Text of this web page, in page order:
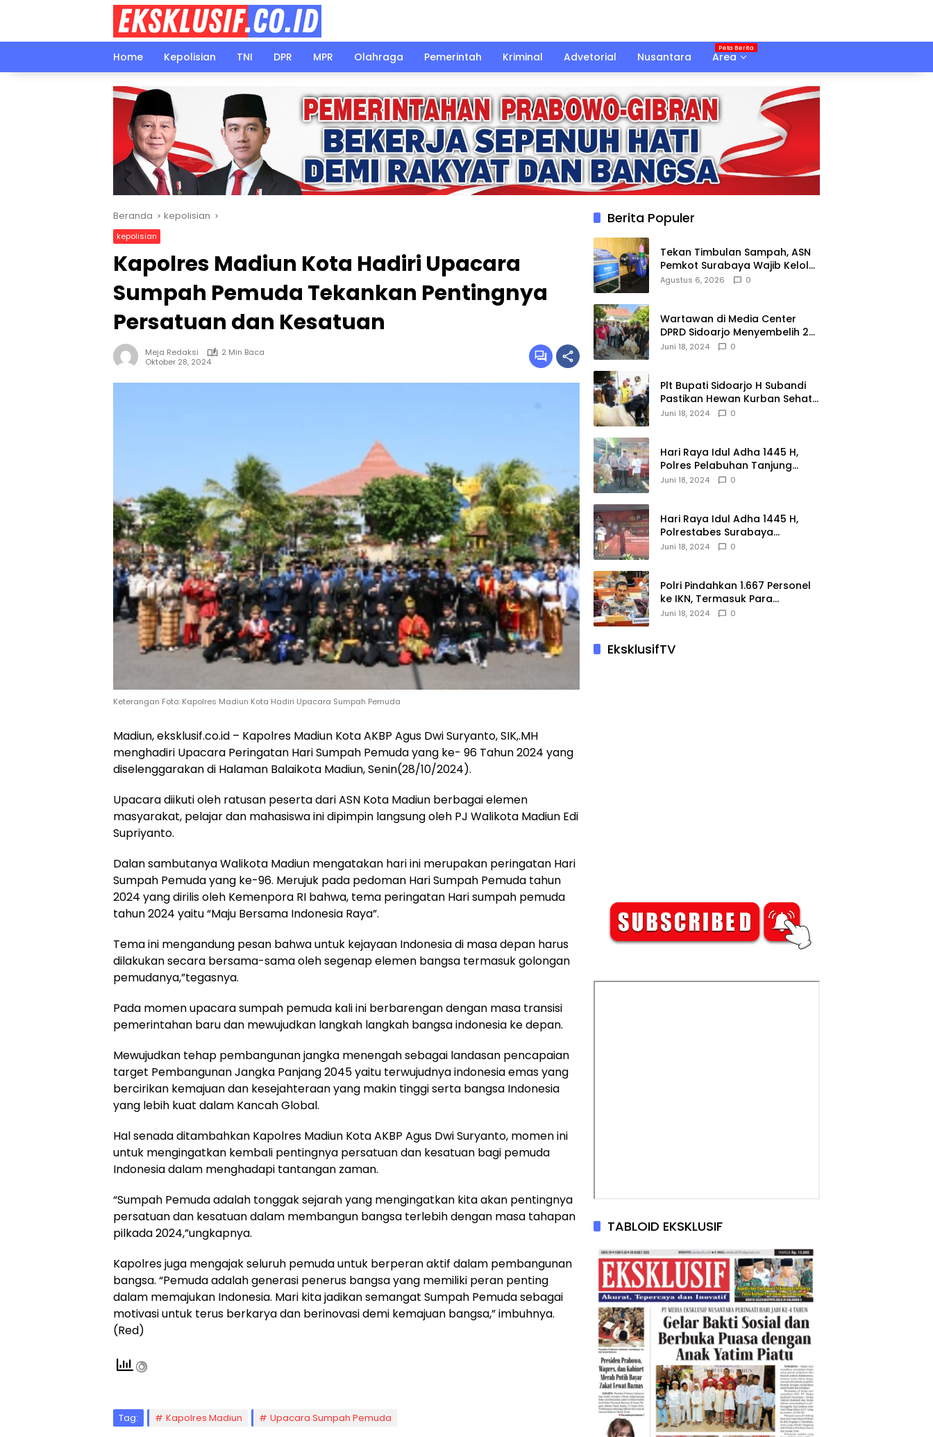
Home
Kepolisian TNI DPR MPR Olahraga Pemerintah Kriminal Advetorial Nusantara Area
Beranda kepolisian
kepolisian
Kapolres Madiun Kota Hadiri Upacara
Sumpah Pemuda Tekankan Pentingnya
Persatuan dan Kesatuan
Meja Redaksi
2 Min Baca
Oktober 28, 2024
Keterangan Foto: Kapolres Madiun Kota Hadiri Upacara Sumpah Pemuda
Madiun, eksklusif.co.id – Kapolres Madiun Kota AKBP Agus Dwi Suryanto, SIK,.MH
menghadiri Upacara Peringatan Hari Sumpah Pemuda yang ke- 96 Tahun 2024 yang
diselenggarakan di Halaman Balaikota Madiun, Senin(28/10/2024).
Upacara diikuti oleh ratusan peserta dari ASN Kota Madiun berbagai elemen
masyarakat, pelajar dan mahasiswa ini dipimpin langsung oleh PJ Walikota Madiun Edi
Supriyanto.
Dalan sambutanya Walikota Madiun mengatakan hari ini merupakan peringatan Hari
Sumpah Pemuda yang ke-96. Merujuk pada pedoman Hari Sumpah Pemuda tahun
2024 yang dirilis oleh Kemenpora RI bahwa, tema peringatan Hari sumpah pemuda
tahun 2024 yaitu “Maju Bersama Indonesia Raya”.
Tema ini mengandung pesan bahwa untuk kejayaan Indonesia di masa depan harus
dilakukan secara bersama-sama oleh segenap elemen bangsa termasuk golongan
pemudanya,”tegasnya.
Pada momen upacara sumpah pemuda kali ini berbarengan dengan masa transisi
pemerintahan baru dan mewujudkan langkah langkah bangsa indonesia ke depan.
Mewujudkan tehap pembangunan jangka menengah sebagai landasan pencapaian
target Pembangunan Jangka Panjang 2045 yaitu terwujudnya indonesia emas yang
bercirikan kemajuan dan kesejahteraan yang makin tinggi serta bangsa Indonesia
yang lebih kuat dalam Kancah Global.
Hal senada ditambahkan Kapolres Madiun Kota AKBP Agus Dwi Suryanto, momen ini
untuk mengingatkan kembali pentingnya persatuan dan kesatuan bagi pemuda
Indonesia dalam menghadapi tantangan zaman.
“Sumpah Pemuda adalah tonggak sejarah yang mengingatkan kita akan pentingnya
persatuan dan kesatuan dalam membangun bangsa terlebih dengan masa tahapan
pilkada 2024,”ungkapnya.
Kapolres juga mengajak seluruh pemuda untuk berperan aktif dalam pembangunan
bangsa. “Pemuda adalah generasi penerus bangsa yang memiliki peran penting
dalam memajukan Indonesia. Mari kita jadikan semangat Sumpah Pemuda sebagai
motivasi untuk terus berkarya dan berinovasi demi kemajuan bangsa,” imbuhnya.
(Red)
Tag: Kapolres Madiun Upacara Sumpah Pemuda
Berita Populer
Tekan Timbulan Sampah, ASN
Pemkot Surabaya Wajib Kelola
Sampah Organik dari Rumah
Agustus 6, 2026 0
Wartawan di Media Center
DPRD Sidoarjo Menyembelih 2
Ekor Kambing
Juni 18, 2024 0
Plt Bupati Sidoarjo H Subandi
Pastikan Hewan Kurban Sehat
dan Aman
Juni 18, 2024 0
Hari Raya Idul Adha 1445 H,
Polres Pelabuhan Tanjung
Perak Salurkan 49 Hewan
Juni 18, 2024 0
Hari Raya Idul Adha 1445 H,
Polrestabes Surabaya
Menerima dan Menyalurkan
Juni 18, 2024 0
Polri Pindahkan 1.667 Personel
ke IKN, Termasuk Para
Jenderal.
Juni 18, 2024 0
EksklusifTV
TABLOID EKSKLUSIF